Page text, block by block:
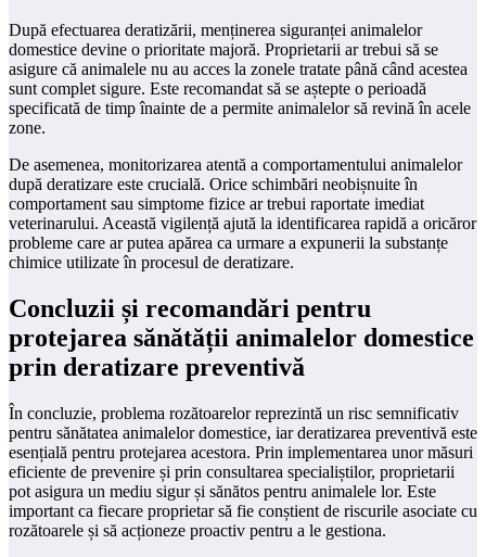
După efectuarea deratizării, menținerea siguranței animalelor
domestice devine o prioritate majoră. Proprietarii ar trebui să se
asigure că animalele nu au acces la zonele tratate până când acestea
sunt complet sigure. Este recomandat să se aștepte o perioadă
specificată de timp înainte de a permite animalelor să revină în acele
zone.
De asemenea, monitorizarea atentă a comportamentului animalelor
după deratizare este crucială. Orice schimbări neobișnuite în
comportament sau simptome fizice ar trebui raportate imediat
veterinarului. Această vigilență ajută la identificarea rapidă a oricăror
probleme care ar putea apărea ca urmare a expunerii la substanțe
chimice utilizate în procesul de deratizare.
Concluzii și recomandări pentru
protejarea sănătății animalelor domestice
prin deratizare preventivă
În concluzie, problema rozătoarelor reprezintă un risc semnificativ
pentru sănătatea animalelor domestice, iar deratizarea preventivă este
esențială pentru protejarea acestora. Prin implementarea unor măsuri
eficiente de prevenire și prin consultarea specialiștilor, proprietarii
pot asigura un mediu sigur și sănătos pentru animalele lor. Este
important ca fiecare proprietar să fie conștient de riscurile asociate cu
rozătoarele și să acționeze proactiv pentru a le gestiona.